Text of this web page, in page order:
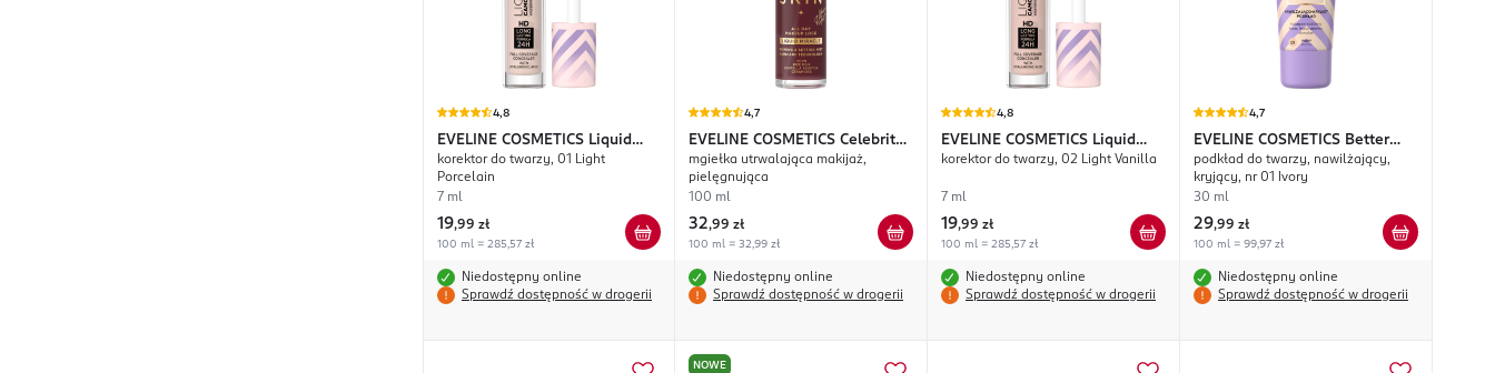
4,8
EVELINE COSMETICS Liquid
Camouflage
korektor do twarzy, 01 Light
Porcelain
7 ml
19,99 zł
100 ml = 285,57 zł
Niedostępny online
Sprawdź dostępność w drogerii
4,7
EVELINE COSMETICS Celebrity
Skin
mgiełka utrwalająca makijaż,
pielęgnująca
100 ml
32,99 zł
100 ml = 32,99 zł
Niedostępny online
Sprawdź dostępność w drogerii
4,8
EVELINE COSMETICS Liquid
Camouflage
korektor do twarzy, 02 Light Vanilla
7 ml
19,99 zł
100 ml = 285,57 zł
Niedostępny online
Sprawdź dostępność w drogerii
4,7
EVELINE COSMETICS Better
Than Perfect
podkład do twarzy, nawilżający,
kryjący, nr 01 Ivory
30 ml
29,99 zł
100 ml = 99,97 zł
Niedostępny online
Sprawdź dostępność w drogerii
NOWE